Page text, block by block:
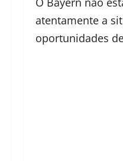
atentamente a
oportunidades